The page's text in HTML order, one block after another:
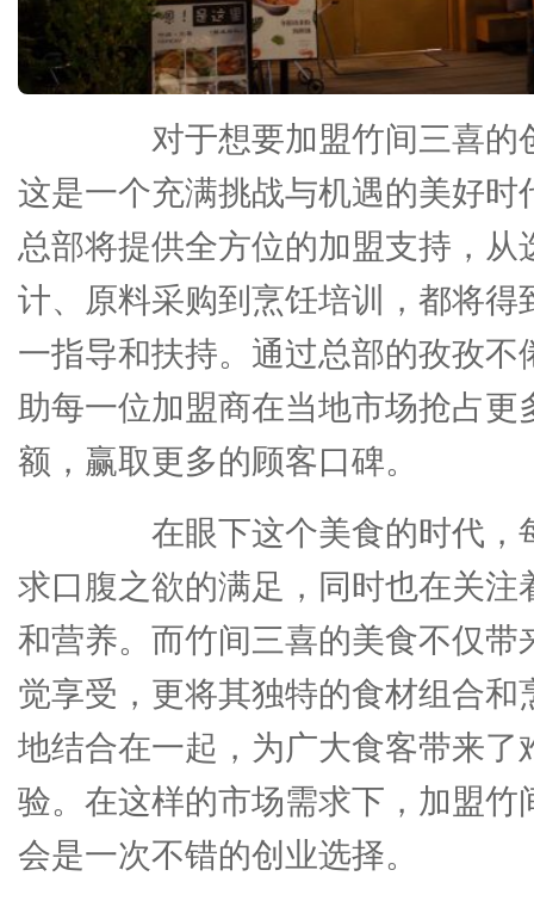
对于想要加盟竹间三喜的
这是一个充满挑战与机遇的美好时
总部将提供全方位的加盟支持，从
计、原料采购到烹饪培训，都将得
一指导和扶持。通过总部的孜孜不
助每一位加盟商在当地市场抢占更
额，赢取更多的顾客口碑。
在眼下这个美食的时代，
求口腹之欲的满足，同时也在关注
和营养。而竹间三喜的美食不仅带
觉享受，更将其独特的食材组合和
地结合在一起，为广大食客带来了
验。在这样的市场需求下，加盟竹
会是一次不错的创业选择。